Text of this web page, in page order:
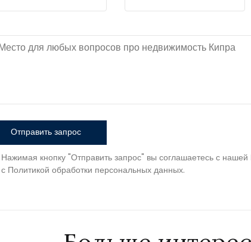
Отправить запрос
Нажимая кнопку "Отправить запрос" вы соглашаетесь с
с Политикой обработки персональных данных.